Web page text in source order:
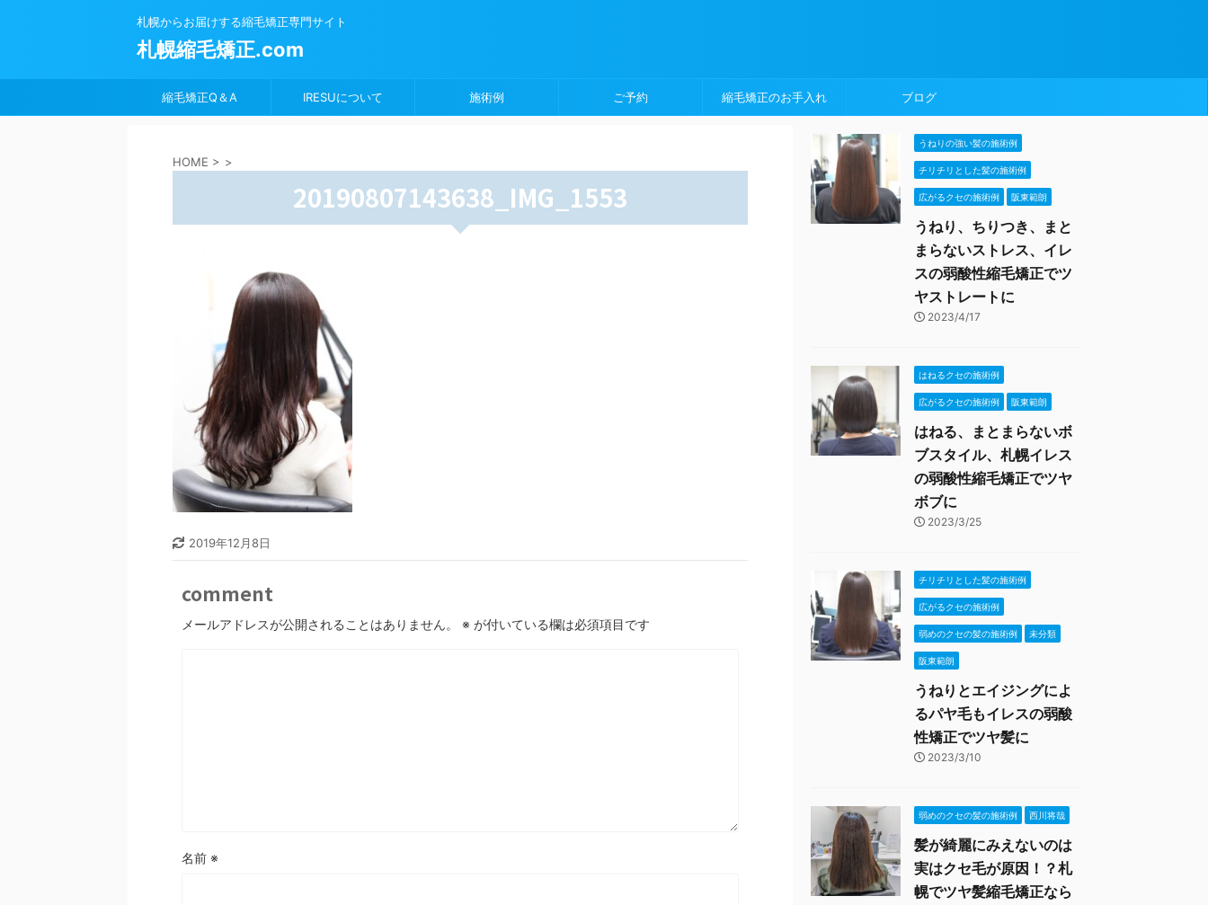
札幌からお届けする縮毛矯正専門サイト
札幌縮毛矯正.com
縮毛矯正Q＆A IRESUについて 施術例 ご予約 縮毛矯正のお手入れ ブログ
HOME > >
20190807143638_IMG_1553
2019年12月8日
comment
メールアドレスが公開されることはありません。 ※ が付いている欄は必須項目です
名前 ※
うねりの強い髪の施術例
チリチリとした髪の施術例
広がるクセの施術例 阪東範朗
うねり、ちりつき、まと
まらないストレス、イレ
スの弱酸性縮毛矯正でツ
ヤストレートに
2023/4/17
はねるクセの施術例
広がるクセの施術例 阪東範朗
はねる、まとまらないボ
ブスタイル、札幌イレス
の弱酸性縮毛矯正でツヤ
ボブに
2023/3/25
チリチリとした髪の施術例
広がるクセの施術例
弱めのクセの髪の施術例 未分類
阪東範朗
うねりとエイジングによ
るパヤ毛もイレスの弱酸
性矯正でツヤ髪に
2023/3/10
弱めのクセの髪の施術例 西川将哉
髪が綺麗にみえないのは
実はクセ毛が原因！？札
幌でツヤ髪縮毛矯正なら